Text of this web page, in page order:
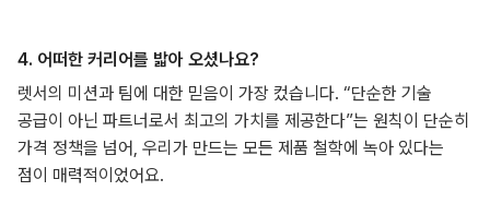
4. 어떠한 커리어를 밟아 오셨나요?
렛서의 미션과 팀에 대한 믿음이 가장 컸습니다. “단순한 기술
공급이 아닌 파트너로서 최고의 가치를 제공한다”는 원칙이 단순히
가격 정책을 넘어, 우리가 만드는 모든 제품 철학에 녹아 있다는
점이 매력적이었어요.